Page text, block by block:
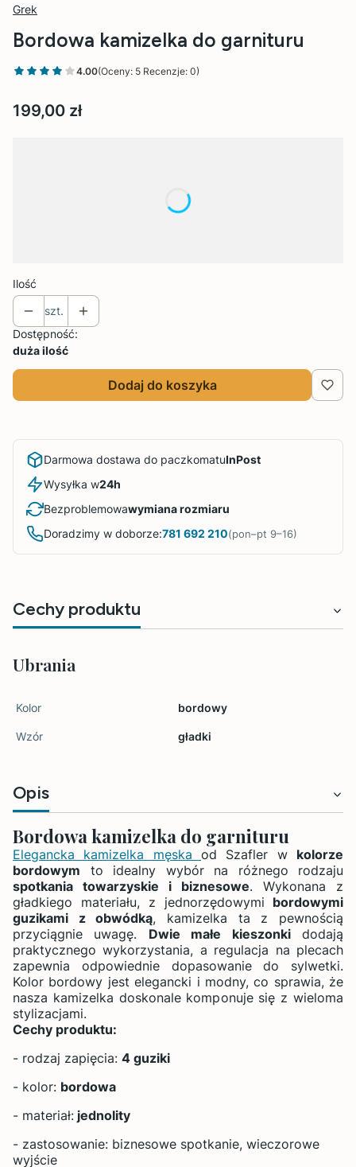
Grek
Bordowa kamizelka do garnituru
4.00(Oceny: 5 Recenzje: 0)
Cena
199,00 zł
Ilość
szt.
Dostępność:
duża ilość
Dodaj do koszyka
Darmowa dostawa do paczkomatuInPost
Wysyłka w24h
Bezproblemowawymiana rozmiaru
Doradzimy w doborze:781 692 210(pon–pt 9–16)
Cechy produktu
Ubrania
Kolor bordowy
Wzór gładki
Opis
Bordowa kamizelka do garnituru
Elegancka kamizelka męska od Szafler w kolorze
bordowym to idealny wybór na różnego rodzaju
spotkania towarzyskie i biznesowe. Wykonana z
gładkiego materiału, z jednorzędowymi bordowymi
guzikami z obwódką, kamizelka ta z pewnością
przyciągnie uwagę. Dwie małe kieszonkidodają
praktycznego wykorzystania, a regulacja na plecach
zapewnia odpowiednie dopasowanie do sylwetki.
Kolor bordowy jest elegancki i modny, co sprawia, że
nasza kamizelka doskonale komponuje się z wieloma
stylizacjami.
Cechy produktu:
- rodzaj zapięcia: 4 guziki
- kolor: bordowa
- materiał: jednolity
- zastosowanie: biznesowe spotkanie, wieczorowe
wyjście